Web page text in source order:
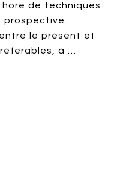
de techniques
le présent et
à …